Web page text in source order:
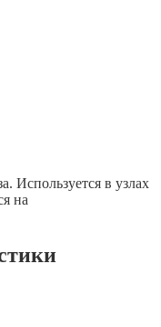
Используется в узлах
на